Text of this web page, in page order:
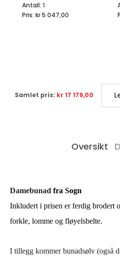
Antall: 1
Pris: kr 5 047,00
Samlet pris: kr 17 179,00
Oversikt
Damebunad fra Sogn
Inkludert i prisen er ferdig brodert
forkle, lomme og fløyelsbelte.
I tillegg kommerbunadsølv (også